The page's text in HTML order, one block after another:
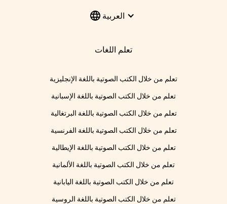
العربية
تعلم اللغات
تعلم من خلال الكتب الصوتية باللغة الإنجليزية
تعلم من خلال الكتب الصوتية باللغة الإسبانية
تعلم من خلال الكتب الصوتية باللغة البرتغالية
تعلم من خلال الكتب الصوتية باللغة الفرنسية
تعلم من خلال الكتب الصوتية باللغة الإيطالية
تعلم من خلال الكتب الصوتية باللغة الألمانية
تعلم من خلال الكتب الصوتية باللغة اليابانية
تعلم من خلال الكتب الصوتية باللغة الروسية